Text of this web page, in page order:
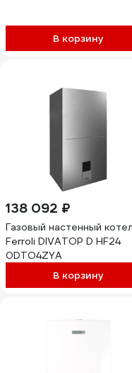
В корзину
138 092 ₽
Газовый настенный котел
Ferroli DIVATOP D HF24
0DTO4ZYA
В корзину